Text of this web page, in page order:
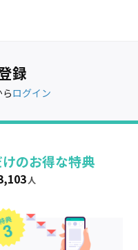
録
ログイン
のお得な特典
人